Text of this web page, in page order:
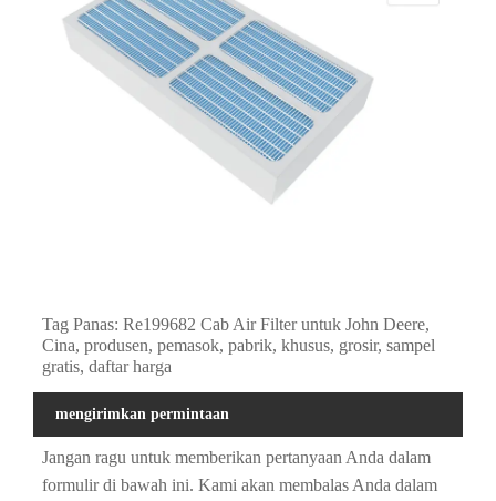
Tag Panas: Re199682 Cab Air Filter untuk John Deere,
Cina, produsen, pemasok, pabrik, khusus, grosir, sampel
gratis, daftar harga
mengirimkan permintaan
Jangan ragu untuk memberikan pertanyaan Anda dalam
formulir di bawah ini. Kami akan membalas Anda dalam